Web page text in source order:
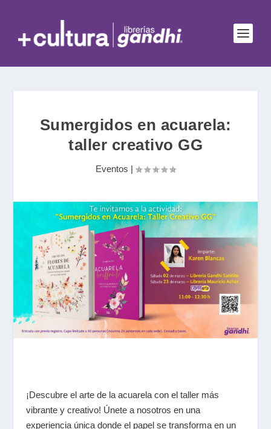
Sumergidos en acuarela:
taller creativo GG
Eventos |
¡Descubre el arte de la acuarela con el taller más
vibrante y creativo! Únete a nosotros en una
experiencia única donde el papel se transforma en un